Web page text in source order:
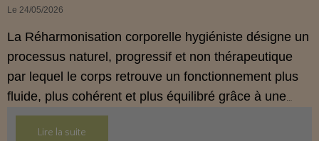
Le 24/05/2026
La Réharmonisation corporelle hygiéniste désigne un
processus naturel, progressif et non thérapeutique
par lequel le corps retrouve un fonctionnement plus
fluide, plus cohérent et plus équilibré grâce à une
hygiène de vie adaptée.
Lire la suite